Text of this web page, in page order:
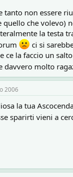
tanto non essere
quello che volevo)
la testa
ci si
ce la faccio un
davvero molto
2006
la tua
sparirti vieni a